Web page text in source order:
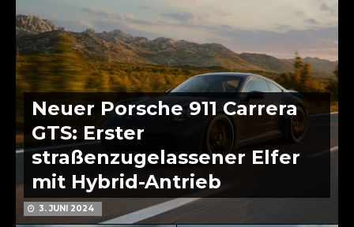
Neuer Porsche 911 Carrera
GTS: Erster
straßenzugelassener Elfer
mit Hybrid-Antrieb
3. JUNI 2024